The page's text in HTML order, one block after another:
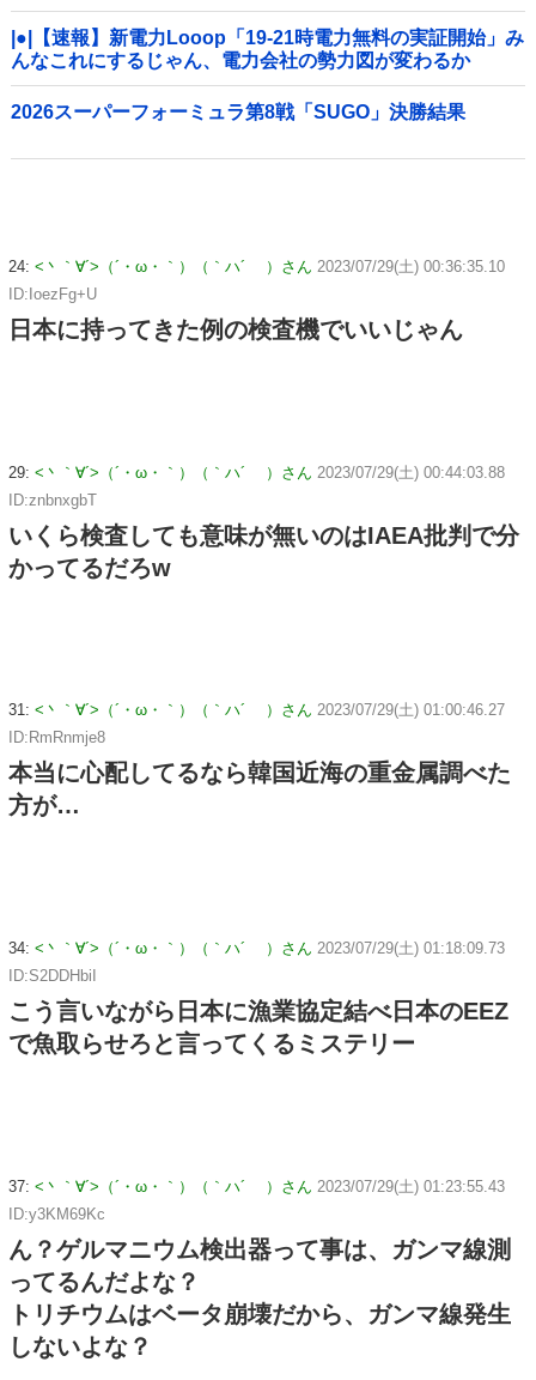
|●|【速報】新電力Looop「19-21時電力無料の実証開始」み
んなこれにするじゃん、電力会社の勢力図が変わるか
2026スーパーフォーミュラ第8戦「SUGO」決勝結果
24: <丶｀∀´>（´・ω・｀）（｀ハ´ ）さん 2023/07/29(土) 00:36:35.10
ID:IoezFg+U
日本に持ってきた例の検査機でいいじゃん
29: <丶｀∀´>（´・ω・｀）（｀ハ´ ）さん 2023/07/29(土) 00:44:03.88
ID:znbnxgbT
いくら検査しても意味が無いのはIAEA批判で分
かってるだろw
31: <丶｀∀´>（´・ω・｀）（｀ハ´ ）さん 2023/07/29(土) 01:00:46.27
ID:RmRnmje8
本当に心配してるなら韓国近海の重金属調べた
方が…
34: <丶｀∀´>（´・ω・｀）（｀ハ´ ）さん 2023/07/29(土) 01:18:09.73
ID:S2DDHbiI
こう言いながら日本に漁業協定結べ日本のEEZ
で魚取らせろと言ってくるミステリー
37: <丶｀∀´>（´・ω・｀）（｀ハ´ ）さん 2023/07/29(土) 01:23:55.43
ID:y3KM69Kc
ん？ゲルマニウム検出器って事は、ガンマ線測
ってるんだよな？
トリチウムはベータ崩壊だから、ガンマ線発生
しないよな？